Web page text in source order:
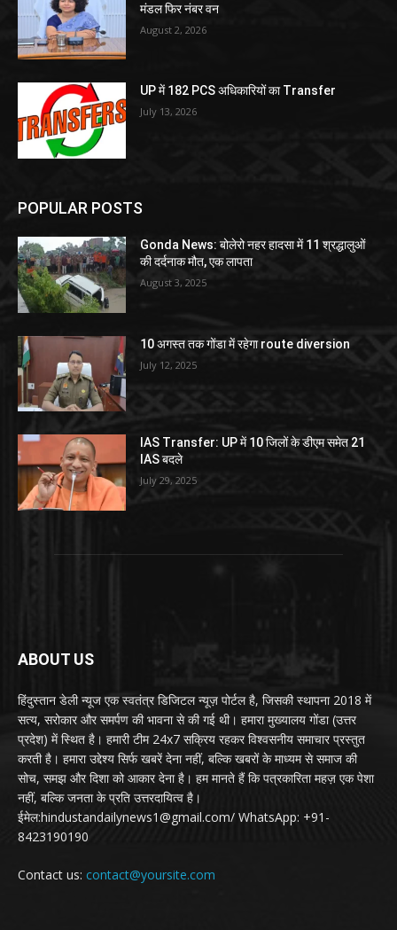
मंडल फिर नंबर वन
August 2, 2026
UP में 182 PCS अधिकारियों का Transfer
July 13, 2026
POPULAR POSTS
Gonda News: बोलेरो नहर हादसा में 11 श्रद्धालुओं
की दर्दनाक मौत, एक लापता
August 3, 2025
10 अगस्त तक गोंडा में रहेगा route diversion
July 12, 2025
IAS Transfer: UP में 10 जिलों के डीएम समेत 21
IAS बदले
July 29, 2025
ABOUT US
हिंदुस्तान डेली न्यूज एक स्वतंत्र डिजिटल न्यूज़ पोर्टल है, जिसकी स्थापना 2018 में
सत्य, सरोकार और समर्पण की भावना से की गई थी। हमारा मुख्यालय गोंडा (उत्तर
प्रदेश) में स्थित है। हमारी टीम 24x7 सक्रिय रहकर विश्वसनीय समाचार प्रस्तुत
करती है। हमारा उद्देश्य सिर्फ खबरें देना नहीं, बल्कि खबरों के माध्यम से समाज की
सोच, समझ और दिशा को आकार देना है। हम मानते हैं कि पत्रकारिता महज़ एक पेशा
नहीं, बल्कि जनता के प्रति उत्तरदायित्व है।
ईमेल:hindustandailynews1@gmail.com/ WhatsApp: +91-
8423190190
Contact us: contact@yoursite.com